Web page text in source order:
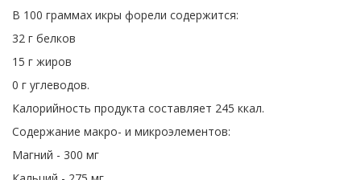
В 100 граммах икры форели содержится:
32 г белков
15 г жиров
0 г углеводов.
Калорийность продукта составляет 245 ккал.
Содержание макро- и микроэлементов:
Магний - 300 мг